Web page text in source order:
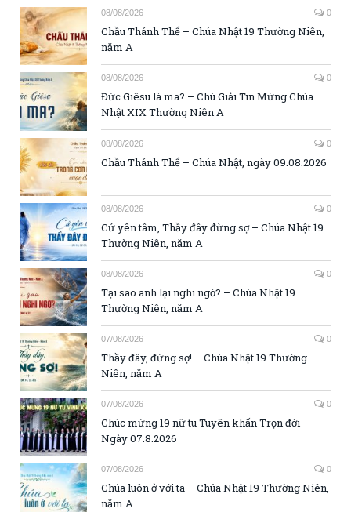
08/08/2026 0
Chầu Thánh Thể – Chúa Nhật 19 Thường Niên,
năm A
08/08/2026 0
Đức Giêsu là ma? – Chú Giải Tin Mừng Chúa
Nhật XIX Thường Niên A
08/08/2026 0
Chầu Thánh Thể – Chúa Nhật, ngày 09.08.2026
08/08/2026 0
Cứ yên tâm, Thầy đây đừng sợ – Chúa Nhật 19
Thường Niên, năm A
08/08/2026 0
Tại sao anh lại nghi ngờ? – Chúa Nhật 19
Thường Niên, năm A
07/08/2026 0
Thầy đây, đừng sợ! – Chúa Nhật 19 Thường
Niên, năm A
07/08/2026 0
Chúc mừng 19 nữ tu Tuyên khấn Trọn đời –
Ngày 07.8.2026
07/08/2026 0
Chúa luôn ở với ta – Chúa Nhật 19 Thường Niên,
năm A